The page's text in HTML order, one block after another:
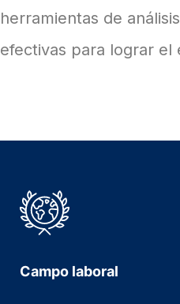
herramientas de
efectivas para lograr el
Campo laboral